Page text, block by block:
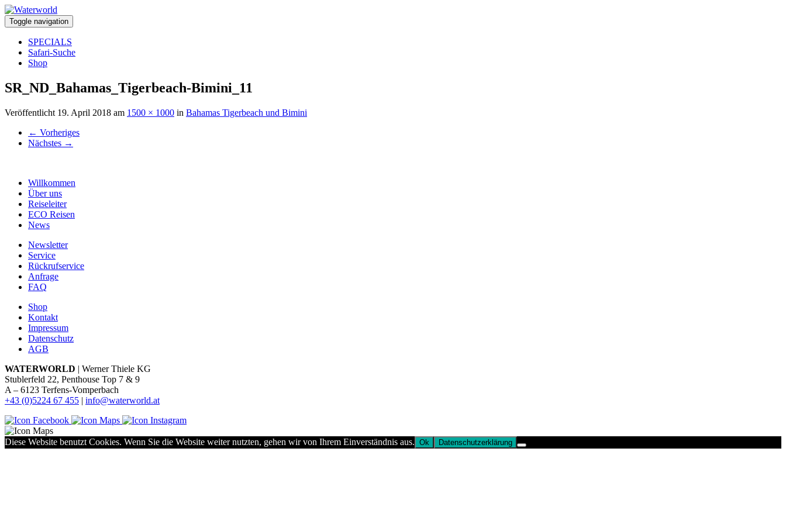
Toggle navigation
SPECIALS
Safari-Suche
Shop
SR_ND_Bahamas_Tigerbeach-Bimini_11
Veröffentlicht 19. April 2018 am 1500 × 1000 in Bahamas Tigerbeach und Bimini
← Vorheriges
Nächstes →
Willkommen
Über uns
Reiseleiter
ECO Reisen
News
Newsletter
Service
Rückrufservice
Anfrage
FAQ
Shop
Kontakt
Impressum
Datenschutz
AGB
WATERWORLD | Werner Thiele KG
Stublerfeld 22, Penthouse Top 7 & 9
A – 6123 Terfens-Vomperbach
+43 (0)5224 67 455 | info@waterworld.at
Diese Website benutzt Cookies. Wenn Sie die Website weiter nutzten, gehen wir von Ihrem Einverständnis aus. Ok Datenschutzerklärung